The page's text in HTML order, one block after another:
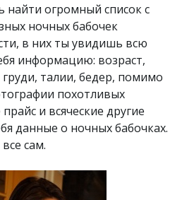
огромный список с
ночных бабочек
в них ты увидишь всю
информацию: возраст,
талии, бедер, помимо
похотливых
и всяческие другие
данные о ночных бабочках.
сам.